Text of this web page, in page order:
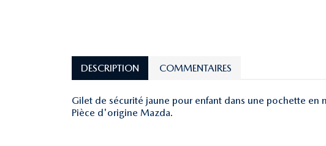
DESCRIPTION COMMENTAIRES
Gilet de sécurité jaune pour enfant dans une pochette en
Pièce d'origine Mazda.